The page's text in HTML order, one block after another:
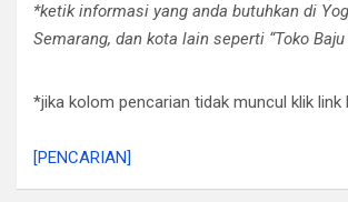
*ketik informasi yang anda butuhkan di
Semarang, dan kota lain seperti “Toko Baju
*jika kolom pencarian tidak muncul klik link
[PENCARIAN]